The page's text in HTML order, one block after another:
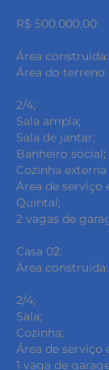
R$ 500.000,00
Área
Área do
2/4;
Sala ampla;
Sala de jantar;
Banheiro social;
Cozinha
Área de serviço
Quintal;
2 vagas de
Casa 02:
Área
2/4;
Sala;
Cozinha;
Área de serviço
1 vaga de